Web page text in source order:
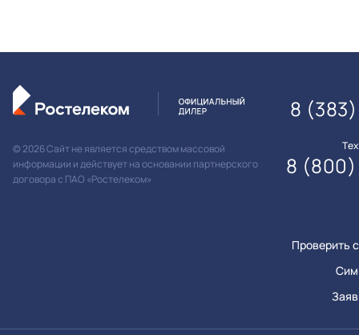
© 2026 Сайт не является средством массовой
информации и действует на основании партнерского
договора с ПАО «Ростелеком»
Проверить
8
8